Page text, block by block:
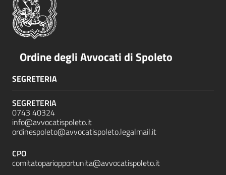
Ordine degli Avvocati di Spoleto
SEGRETERIA
SEGRETERIA
0743 40324
info@avvocatispoleto.it
ordinespoleto@avvocatispoleto.legalmail.it
CPO
comitatopariopportunita@avvocatispoleto.it